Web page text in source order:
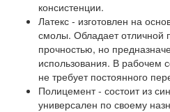
консистенции.
Латекс - изготовлен на
смолы. Обладает отличной
прочностью, но
использования. В рабочем
не требует постоянного
Полицемент - состоит из
универсален по своему